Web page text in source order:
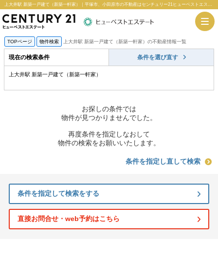
上大井駅 新築一戸建て（新築一軒家）｜平塚市、小田原市の不動産はセンチュリー21ヒューベストエステート
TOPページ 物件検索 上大井駅 新築一戸建て（新築一軒家）の不動産情報一覧
現在の検索条件 条件を選び直す
上大井駅 新築一戸建て（新築一軒家）
お探しの条件では
物件が見つかりませんでした。
再度条件を指定しなおして
物件の検索をお願いいたします。
条件を指定し直して検索
条件を指定して検索をする
直接お問合せ・web予約はこちら